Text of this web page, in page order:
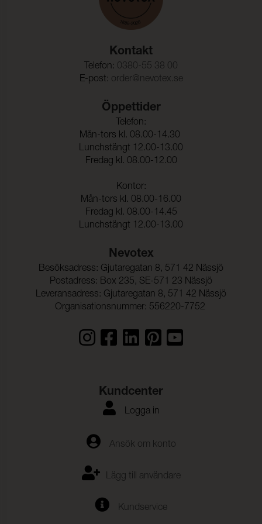
Kontakt
Telefon: 0380-55 38 00
E-post: order@nevotex.se
Öppettider
Telefon:
Mån-tors kl. 08.00-14.30
Lunchstängt 12.00-13.00
Fredag kl. 08.00-12.00
Kontor:
Mån-tors kl. 08.00-16.00
Fredag kl. 08.00-14.45
Lunchstängt 12.00-13.00
Nevotex
Besöksadress: Gjutaregatan 8, 571 42 Nässjö
Postadress: Box 235, SE-571 23 Nässjö
Leveransadress: Gjutaregatan 8, 571 42 Nässjö
Organisationsnummer: 556220-7752
Kundcenter
Logga in
Ansök om konto
Lägg till användare
Kundservice